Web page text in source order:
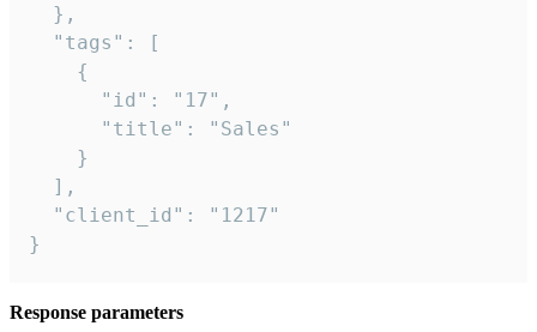
  },
  "tags": [
    {
      "id": "17",
      "title": "Sales"
    }
  ],
  "client_id": "1217"
}
Response parameters